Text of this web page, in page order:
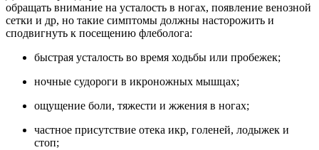
обращать внимание на усталость в ногах, появление венозной
сетки и др, но такие симптомы должны насторожить и
сподвигнуть к посещению флеболога:
быстрая усталость во время ходьбы или пробежек;
ночные судороги в икроножных мышцах;
ощущение боли, тяжести и жжения в ногах;
частное присутствие отека икр, голеней, лодыжек и
стоп;